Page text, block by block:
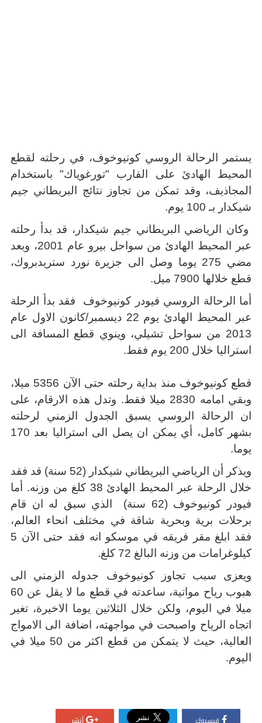
يستمر الرحالة الروسي كونيوخوف، في رحلته لقطع
المحيط الهادئ على القارب "تورغوياك" باستخدام
المجاذيف، وقد تمكن من تجاوز نتائج البريطاني جيم
شيكدار بـ 100 يوم.
وكان الرياضي البريطاني جيم شيكدار، قد بدأ رحلته
عبر المحيط الهادئ من سواحل بيرو عام 2001، وبعد
مضي 275 يوما وصل الى جزيرة نورد ستريدبروك،
قطع خلالها 7900 ميل.
أما الرحالة الروسي فيودر كونيوخوف فقد بدأ الرحلة
عبر المحيط الهادئ يوم 22 ديسمبر/كانون الاول عام
2013 من سواحل تشيلي، وينوي قطع المسافة الى
استراليا خلال 200 يوم فقط
.
قطع كونيوخوف منذ بداية رحلته حتى الآن 5356 ميلا،
وبقي امامه 2830 ميلا فقط. وتدل هذه الارقام، على
ان الرحالة الروسي يسبق الجدول الزمني لرحلته
بشهر كامل، أي يمكن ان يصل الى استراليا بعد 170
يوما.
ويذكر أن الرياضي البريطاني شيكدار (52 سنة) قد فقد
خلال الرحلة عبر المحيط الهادئ 38 كلغ من وزنه. أما
فيودر كونيوخوف (62 سنة) الذي سبق له ان قام
برحلات برية وبحرية شاقة في مختلف انحاء العالم،
فقد ابلغ مقر فريقه في موسكو انه فقد حتى الآن 5
كيلوغرامات من وزنه البالغ 72 كلغ.
ويعزى سبب تجاوز كونيوخوف جدوله الزمني الى
هبوب رياح مواتية، ساعدته في قطع ما لا يقل عن 60
ميلا في اليوم، ولكن خلال الثلاثين يوما الاخيرة، تغير
اتجاه الرياح واصبحت في مواجهته، اضافة الى الامواج
العالية، حيث لا يتمكن من قطع اكثر من 50 ميلا في
اليوم.